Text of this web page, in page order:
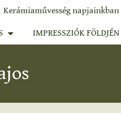
Kerámiaművesség napjainkban
IMPRESSZIÓK FÖLDJÉN